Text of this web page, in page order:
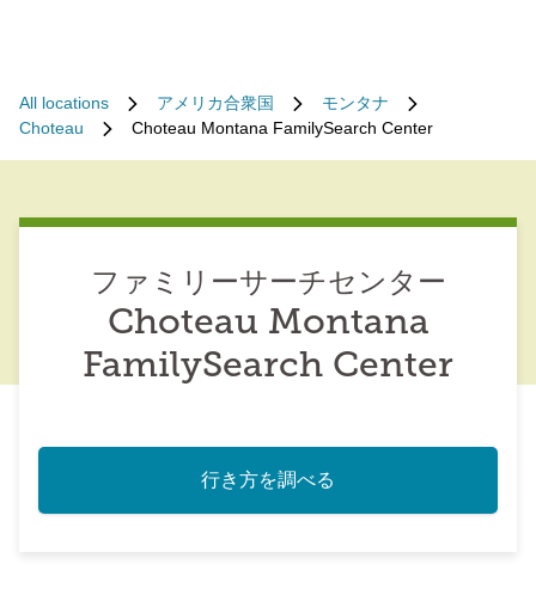
All locations アメリカ合衆国
モンタナ
Choteau
Choteau Montana FamilySearch Center
ファミリーサーチセンター
Choteau Montana
FamilySearch Center
行き方を調べる